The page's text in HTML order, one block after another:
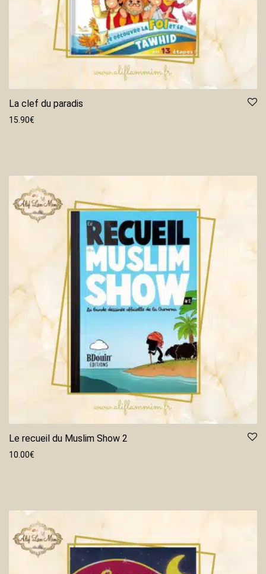
La clef du paradis
15.90€
Le recueil du Muslim Show 2
10.00€